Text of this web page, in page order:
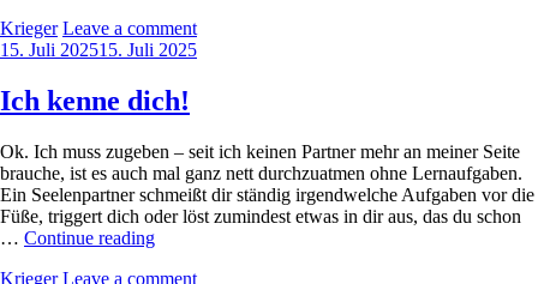
by
Krieger Leave a comment
Posted
15. Juli 202515. Juli 2025
Ich kenne dich!
Ok. Ich muss zugeben – seit ich keinen Partner mehr an meiner Seite
brauche, ist es auch mal ganz nett durchzuatmen ohne Lernaufgaben.
Ein Seelenpartner schmeißt dir ständig irgendwelche Aufgaben vor die
Füße, triggert dich oder löst zumindest etwas in dir aus, das du schon
… Continue readingIch
by
Krieger Leave a comment